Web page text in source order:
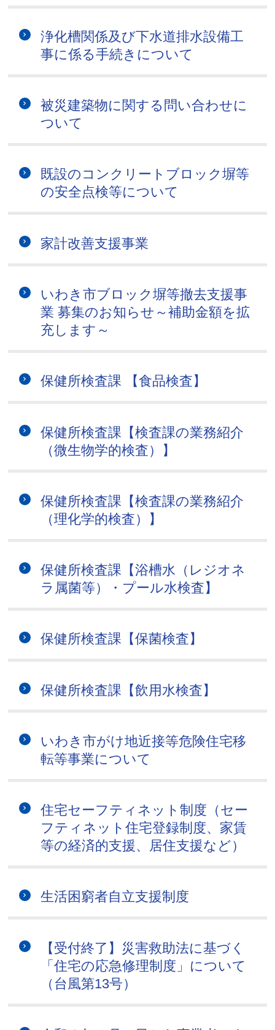
浄化槽関係及び下水道排水設備工
事に係る手続きについて
被災建築物に関する問い合わせに
ついて
既設のコンクリートブロック塀等
の安全点検等について
家計改善支援事業
いわき市ブロック塀等撤去支援事
業 募集のお知らせ～補助金額を拡
充します～
保健所検査課 【食品検査】
保健所検査課【検査課の業務紹介
（微生物学的検査）】
保健所検査課【検査課の業務紹介
（理化学的検査）】
保健所検査課【浴槽水（レジオネ
ラ属菌等）・プール水検査】
保健所検査課【保菌検査】
保健所検査課【飲用水検査】
いわき市がけ地近接等危険住宅移
転等事業について
住宅セーフティネット制度（セー
フティネット住宅登録制度、家賃
等の経済的支援、居住支援など）
生活困窮者自立支援制度
【受付終了】災害救助法に基づく
「住宅の応急修理制度」について
（台風第13号）